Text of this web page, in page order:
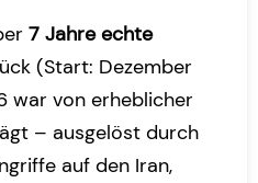
7 Jahre echte
(Start: Dezember
war von erheblicher
– ausgelöst durch
auf den Iran,